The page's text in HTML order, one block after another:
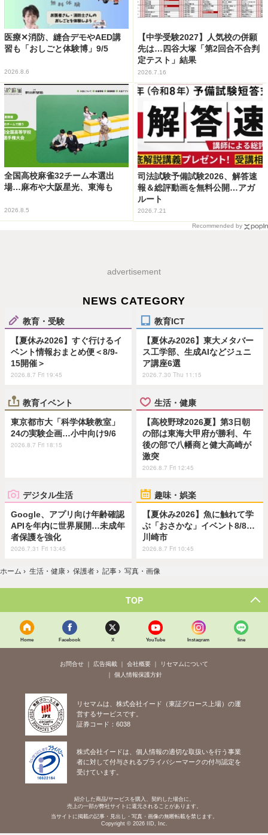
医療✕消防、縫合デモやAED講
習も「おしごと体験博」9/5
2026.8.6
【中学受験2027】人気校の併願
先は…四谷大塚「第2回合不合判
定テスト」結果
2026.7.16
全国高校麻雀32チーム本選出
場…麻布や大阪星光、東海も
2026.8.5
司法試験予備試験2026、解答速
報＆総評動画を無料公開…アガ
ルート
2026.7.21
Recommended by
advertisement
NEWS CATEGORY
教育・受験
【夏休み2026】すぐ行けるイ
ベント情報おまとめ便＜8/9-
15開催＞
2026.8.7 Fri 19:45
教育ICT
【夏休み2026】東大メタバー
ス工学部、生成AIなどジュニ
ア講座6選
2026.7.30 Thu 11:15
教育イベント
東京都市大「科学体験教室」
24の実験企画…小中向け9/6
2026.8.7 Fri 18:15
生活・健康
【高校野球2026夏】第3日朝
の部は東海大甲府が勝利、午
後の部で八幡商と健大高崎が
激突
2026.8.7 Fri 12:45
デジタル生活
Google、アプリ向け年齢確認
APIを年内に世界展開…未成年
者保護を強化
2026.7.31 Fri 13:45
趣味・娯楽
【夏休み2026】魚に触れて学
ぶ「おさかな」イベント8/8…
川崎市
2026.8.7 Fri 10:45
ホーム › 生活・健康 › 保護者 › 記事 › 写真・画像
TOP
Home Facebook X YouTube Instagram line
お問合せ 広告掲載 会社概要
リセマムについて
個人情報保護方針
リセマムは、株式会社イード（東証グロース上場）の運
営するサービスです。
証券コード：6038
株式会社イードは、個人情報の適切な取扱いを行う事業
者に対して付与されるプライバシーマークの付与認定を
受けています。
紹介した商品/サービスを購入、契約した場合に、
売上の一部が弊社サイトに還元されることがあります。
当サイトに掲載の記事・見出し・写真・画像の無断転載を禁じます。
Copyright © 2026 IID, Inc.